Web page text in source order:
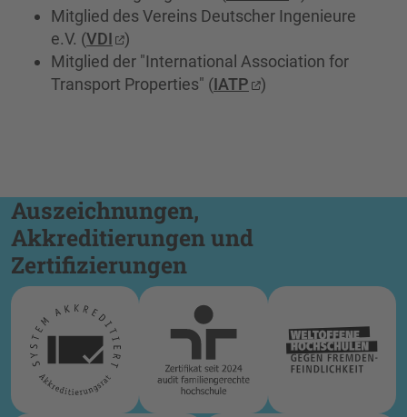
Mitglied des Vereins Deutscher Ingenieure
e.V. (VDI
)
Mitglied der "International Association for
Transport Properties" (IATP )
Auszeichnungen,
Akkreditierungen und
Zertifizierungen